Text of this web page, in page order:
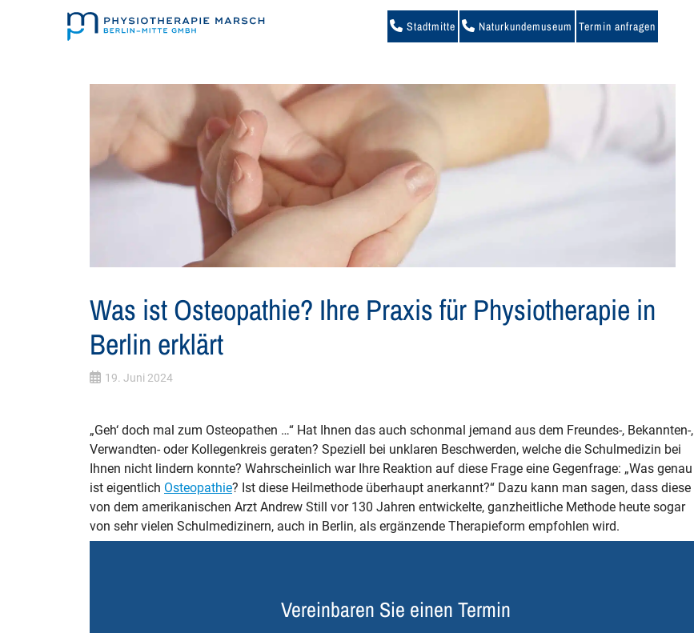
Termin anfragen
Naturkundemuseum
Stadtmitte
Was ist Osteopathie? Ihre Praxis für Physiotherapie in
Berlin erklärt
19. Juni 2024
„Geh‘ doch mal zum Osteopathen …“ Hat Ihnen das auch schonmal jemand aus dem Freundes-, Bekannten-,
Verwandten- oder Kollegenkreis geraten? Speziell bei unklaren Beschwerden, welche die Schulmedizin bei
Ihnen nicht lindern konnte? Wahrscheinlich war Ihre Reaktion auf diese Frage eine Gegenfrage: „Was genau
ist eigentlich Osteopathie? Ist diese Heilmethode überhaupt anerkannt?“ Dazu kann man sagen, dass diese
von dem amerikanischen Arzt Andrew Still vor 130 Jahren entwickelte, ganzheitliche Methode heute sogar
von sehr vielen Schulmedizinern, auch in Berlin, als ergänzende Therapieform empfohlen wird.
Vereinbaren Sie einen Termin